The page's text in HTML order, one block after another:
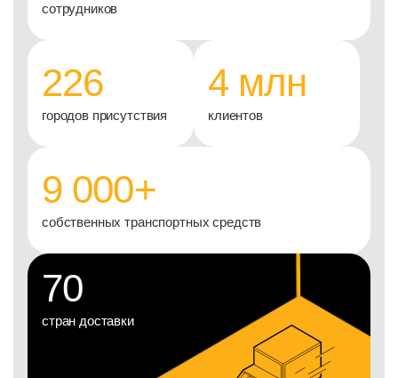
сотрудников
9 000+
собственных транспортных средств
226
городов присутствия
4млн
клиентов
70
стран доставки